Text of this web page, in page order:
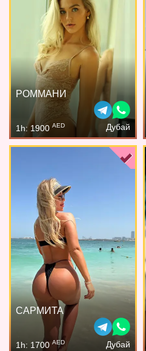
РОММАНИ
1h: 1900 AED Дубай
САРМИТА
1h: 1700 AED Дубай